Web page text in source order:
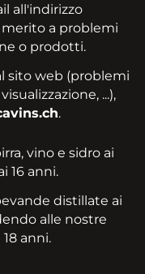
all'indirizzo
merito a problemi
o prodotti.
sito web (problemi
...),
.
vino e sidro ai
16 anni.
distillate ai
alle nostre
anni.